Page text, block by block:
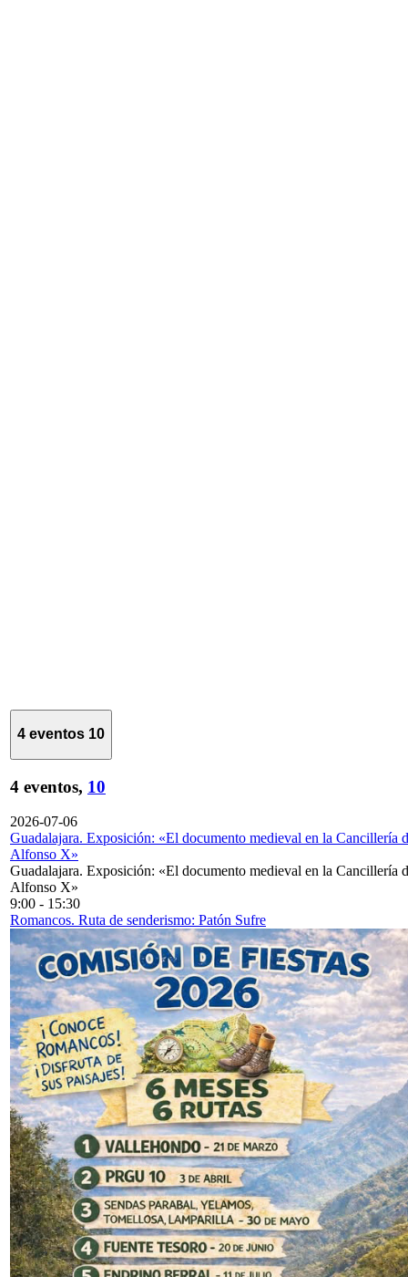
4 eventos 10
4 eventos, 10
2026-07-06
Guadalajara. Exposición: «El documento medieval en la Cancillería
Alfonso X»
Guadalajara. Exposición: «El documento medieval en la Cancillería
Alfonso X»
9:00 - 15:30
Romancos. Ruta de senderismo: Patón Sufre